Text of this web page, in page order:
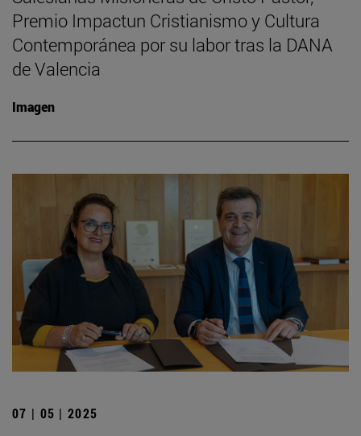
Premio Impactun Cristianismo y Cultura
Contemporánea por su labor tras la DANA
de Valencia
Imagen
07 | 05 | 2025